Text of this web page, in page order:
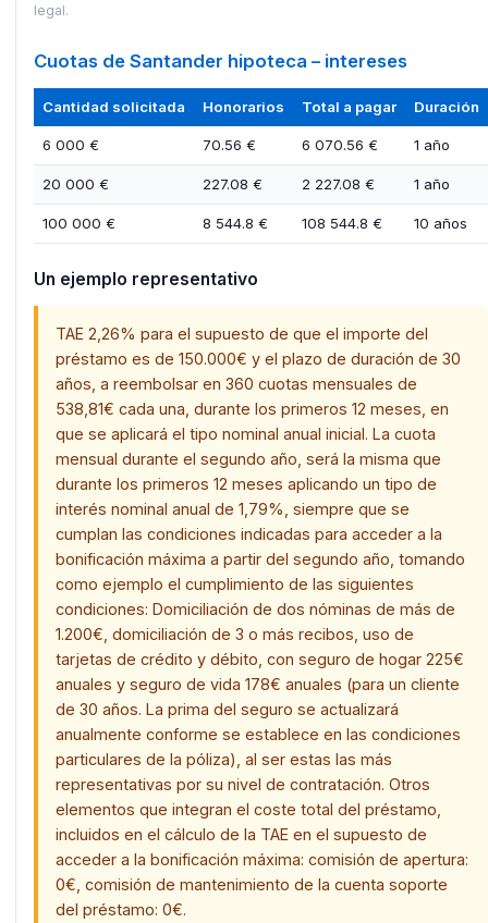
legal.
Cuotas de Santander hipoteca – intereses
Cantidad solicitada Honorarios Total a pagar Duración
6 000 € 70.56 € 6 070.56 € 1 año
20 000 € 227.08 € 2 227.08 € 1 año
100 000 € 8 544.8 € 108 544.8 € 10 años
Un ejemplo representativo
TAE 2,26% para el supuesto de que el importe del
préstamo es de 150.000€ y el plazo de duración de 30
años, a reembolsar en 360 cuotas mensuales de
538,81€ cada una, durante los primeros 12 meses, en
que se aplicará el tipo nominal anual inicial. La cuota
mensual durante el segundo año, será la misma que
durante los primeros 12 meses aplicando un tipo de
interés nominal anual de 1,79%, siempre que se
cumplan las condiciones indicadas para acceder a la
bonificación máxima a partir del segundo año, tomando
como ejemplo el cumplimiento de las siguientes
condiciones: Domiciliación de dos nóminas de más de
1.200€, domiciliación de 3 o más recibos, uso de
tarjetas de crédito y débito, con seguro de hogar 225€
anuales y seguro de vida 178€ anuales (para un cliente
de 30 años. La prima del seguro se actualizará
anualmente conforme se establece en las condiciones
particulares de la póliza), al ser estas las más
representativas por su nivel de contratación. Otros
elementos que integran el coste total del préstamo,
incluidos en el cálculo de la TAE en el supuesto de
acceder a la bonificación máxima: comisión de apertura:
0€, comisión de mantenimiento de la cuenta soporte
del préstamo: 0€.